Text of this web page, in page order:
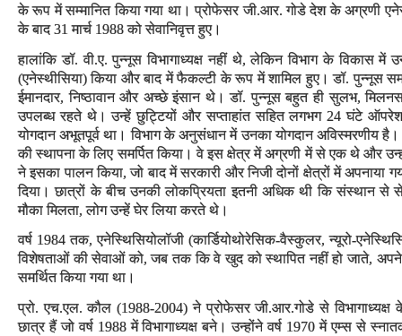
के रूप में सम्मानित किया गया था। प्रोफेसर जी.आर. गोडे देश के अग्रणी
के बाद 31 मार्च 1988 को सेवानिवृत्त हुए।
हालांकि डॉ. वी.ए. पुन्नूस विभागाध्यक्ष नहीं थे, लेकिन विभाग के विकास
(एनेस्थीसिया) किया और बाद में फैकल्टी के रूप में शामिल हुए। डॉ. पुन्नूस
ईमानदार, निष्ठावान और अच्छे इंसान थे। डॉ. पुन्नूस बहुत ही सुलभ,
उपलब्ध रहते थे। उन्हें छुट्टियों और सप्ताहांत सहित लगभग 24 घंटे
योगदान अभूतपूर्व था। विभाग के अनुसंधान में उनका योगदान अविस्मरणीय
की स्थापना के लिए समर्पित किया। वे इस क्षेत्र में अग्रणी में से एक थे और
ने इसका पालन किया, जो बाद में सरकारी और निजी दोनों क्षेत्रों में
दिया। छात्रों के बीच उनकी लोकप्रियता इतनी अधिक थी कि संस्थान से
मौका मिलता, लोग उन्हें घेर लिया करते थे।
वर्ष 1984 तक, एनेस्थिसियोलॉजी (कार्डियोथोरेसिक-वैस्कुलर, न्यूरो-
विशेषताओं की सेवाओं को, जब तक कि वे खुद को स्थापित नहीं हो जाते, अपने
समर्थित किया गया था।
प्रो. एच.एल. कौल (1988-2004) ने प्रोफेसर जी.आर.गोडे से
छात्र हैं जो वर्ष 1988 में विभागाध्यक्ष बने। उन्होंने वर्ष 1970 में एम्स से